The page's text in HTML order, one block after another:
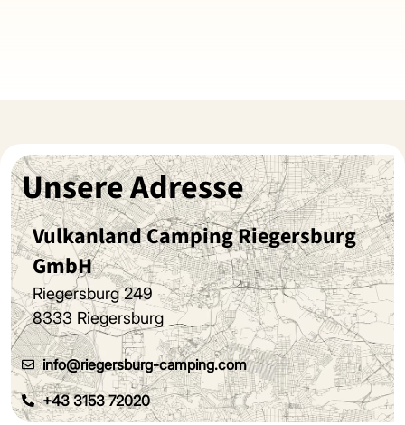
Unsere Adresse
Vulkanland Camping Riegersburg
GmbH
Riegersburg 249
8333 Riegersburg
info@riegersburg-camping.com
+43 3153 72020